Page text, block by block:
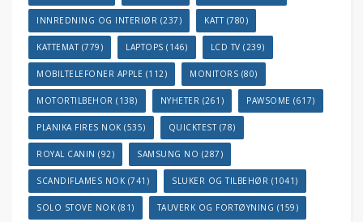
INNREDNING OG INTERIØR (237) KATT(780)
KATTEMAT(779) LAPTOPS (146) LCD TV (239)
MOBILTELEFONER APPLE (112) MONITORS (80)
MOTORTILBEHOR (138) NYHETER (261) PAWSOME (617)
PLANIKA FIRES NOK (535) QUICKTEST(78)
ROYAL CANIN (92) SAMSUNG NO (287)
SCANDIFLAMES NOK (741) SLUKER OG TILBEHØR (1041)
SOLO STOVE NOK (81) TAUVERK OG FORTØYNING (159)